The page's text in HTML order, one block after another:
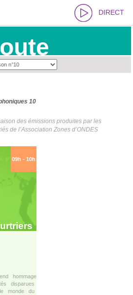
DIRECT
10
des émissions produites par les
de l’Association Zones d’ONDES
09h - 10h
hommage
disparues
monde du